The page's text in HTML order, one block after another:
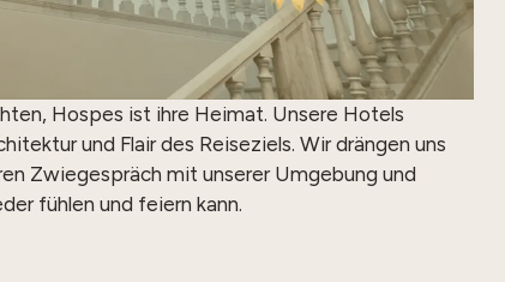
Hospes ist ihre Heimat. Unsere Hotels
und Flair des Reiseziels. Wir drängen uns
Zwiegespräch mit unserer Umgebung und
fühlen und feiern kann.